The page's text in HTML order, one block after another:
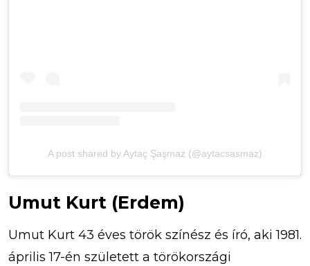
A post shared by Aytaç Şaşmaz (@aytacsasmaz)
Umut Kurt (Erdem)
Umut Kurt 43 éves török színész és író, aki 1981.
április 17-én született a törökországi